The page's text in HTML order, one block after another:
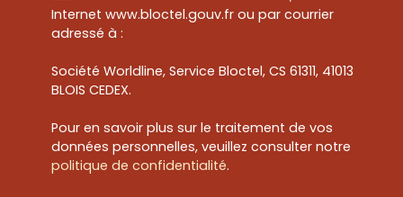
Internet www.bloctel.gouv.fr ou par courrier
adressé à :
Société Worldline, Service Bloctel, CS 61311, 41013
BLOIS CEDEX.
Pour en savoir plus sur le traitement de vos
données personnelles, veuillez consulter notre
politique de confidentialité.